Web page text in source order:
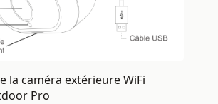
la caméra extérieure WiFi
Pro